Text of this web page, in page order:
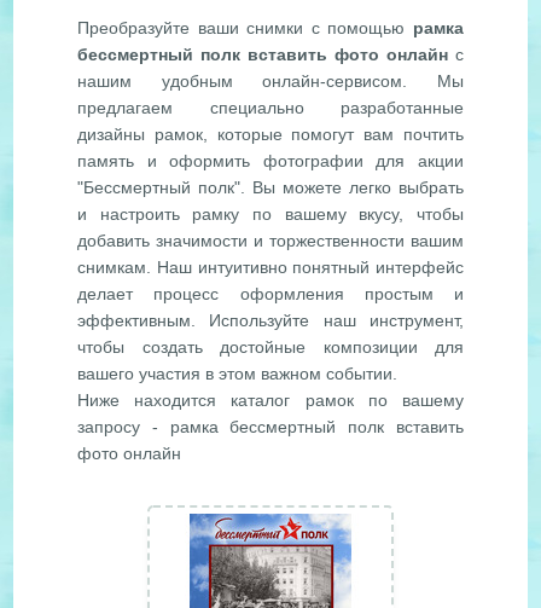
Преобразуйте ваши снимки с помощью рамка
бессмертный полк вставить фото онлайн с
нашим удобным онлайн-сервисом. Мы
предлагаем специально разработанные
дизайны рамок, которые помогут вам почтить
память и оформить фотографии для акции
"Бессмертный полк". Вы можете легко выбрать
и настроить рамку по вашему вкусу, чтобы
добавить значимости и торжественности вашим
снимкам. Наш интуитивно понятный интерфейс
делает процесс оформления простым и
эффективным. Используйте наш инструмент,
чтобы создать достойные композиции для
вашего участия в этом важном событии.
Ниже находится каталог рамок по вашему
запросу - рамка бессмертный полк вставить
фото онлайн